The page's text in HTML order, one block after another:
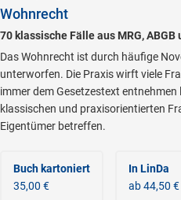
Wohnrecht
70 klassische Fälle aus MRG, ABGB
Das Wohnrecht ist durch häufige
unterworfen. Die Praxis wirft viele
immer dem Gesetzestext
klassischen und praxisorientierten
Eigentümer betreffen.
Buch kartoniert
35,00 €
In LinDa
ab 44,50 €